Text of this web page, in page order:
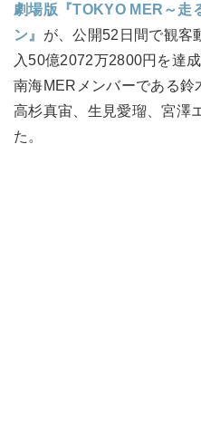
劇場版『TOKYO MER～走
ン』 が、公開52日間で観客
入50億2072万2800円を達
南海MERメンバーである鈴
高杉真宙、生見愛瑠、宮澤
た。